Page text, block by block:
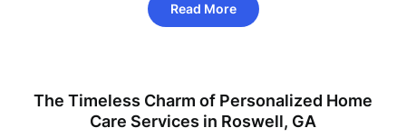
Read More
The Timeless Charm of Personalized Home
Care Services in Roswell, GA